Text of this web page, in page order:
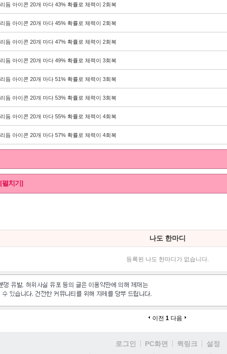
리듬 아이콘 20개 마다 43% 확률로 체력이 2회복
리듬 아이콘 20개 마다 45% 확률로 체력이 2회복
리듬 아이콘 20개 마다 47% 확률로 체력이 2회복
리듬 아이콘 20개 마다 49% 확률로 체력이 3회복
리듬 아이콘 20개 마다 51% 확률로 체력이 3회복
리듬 아이콘 20개 마다 53% 확률로 체력이 3회복
리듬 아이콘 20개 마다 55% 확률로 체력이 4회복
리듬 아이콘 20개 마다 57% 확률로 체력이 4회복
[펼치기]
나도 한마디
등록된 나도 한마디가 없습니다.
이전 1 다음
로그인 PC화면 퀵링크
설정